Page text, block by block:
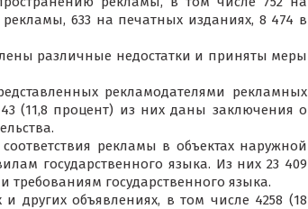
633 на печатных изданиях, 8 474 в
различные недостатки и приняты меры
рекламодателями рекламных
(11,8 процент) из них даны заключения о
рекламы в объектах наружной
государственного языка. Из них 23 409
государственного языка.
других объявлениях, в том числе 4258 (18